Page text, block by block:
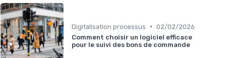
Digitalisation processus • 02/02/2026
Comment choisir un logiciel efficace
pour le suivi des bons de commande